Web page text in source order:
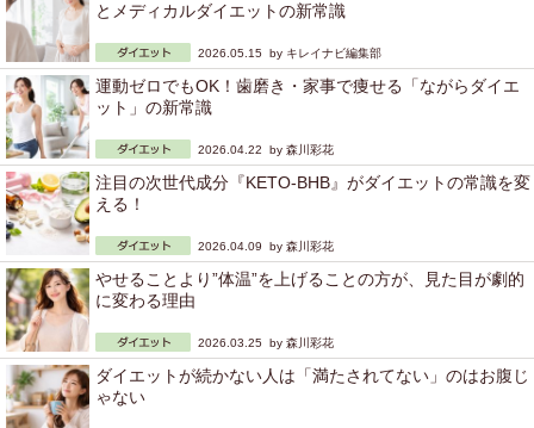
とメディカルダイエットの新常識
2026.05.15 by キレイナビ編集部
運動ゼロでもOK！歯磨き・家事で痩せる「ながらダイエ
ット」の新常識
2026.04.22 by 森川彩花
注目の次世代成分『KETO-BHB』がダイエットの常識を変
える！
2026.04.09 by 森川彩花
やせることより”体温”を上げることの方が、見た目が劇的
に変わる理由
2026.03.25 by 森川彩花
ダイエットが続かない人は「満たされてない」のはお腹じ
ゃない